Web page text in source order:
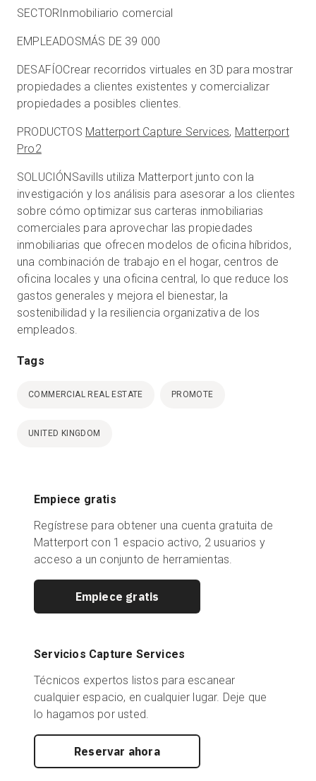
SECTORInmobiliario comercial
EMPLEADOSMÁS DE 39 000
DESAFÍOCrear recorridos virtuales en 3D para mostrar
propiedades a clientes existentes y comercializar
propiedades a posibles clientes.
PRODUCTOS Matterport Capture Services, Matterport
Pro2
SOLUCIÓNSavills utiliza Matterport junto con la
investigación y los análisis para asesorar a los clientes
sobre cómo optimizar sus carteras inmobiliarias
comerciales para aprovechar las propiedades
inmobiliarias que ofrecen modelos de oficina híbridos,
una combinación de trabajo en el hogar, centros de
oficina locales y una oficina central, lo que reduce los
gastos generales y mejora el bienestar, la
sostenibilidad y la resiliencia organizativa de los
empleados.
Tags
COMMERCIAL REAL ESTATE PROMOTE
UNITED KINGDOM
Empiece gratis
Regístrese para obtener una cuenta gratuita de
Matterport con 1 espacio activo, 2 usuarios y
acceso a un conjunto de herramientas.
Empiece gratis
Servicios Capture Services
Técnicos expertos listos para escanear
cualquier espacio, en cualquier lugar. Deje que
lo hagamos por usted.
Reservar ahora